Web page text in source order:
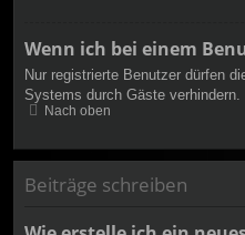
Wenn ich bei einem
Nur registrierte Benutzer dürfen
Systems durch Gäste verhindern.
Nach oben
Beiträge schreiben